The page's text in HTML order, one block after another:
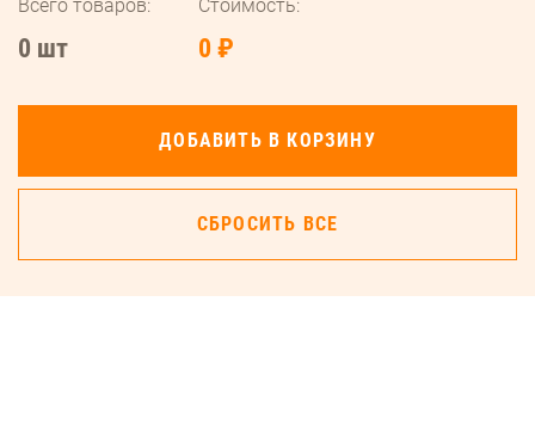
Всего товаров:
0 шт
Стоимость:
0 ₽
ДОБАВИТЬ В КОРЗИНУ
СБРОСИТЬ ВСЕ